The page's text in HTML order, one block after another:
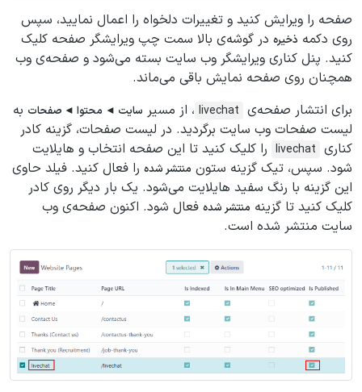
صفحه را ویرایش کنید و تغییرات دلخواه را اعمال نمایید، سپس
روی دکمه ذخیره در گوشه‌ی بالا سمت چپ ویرایشگر صفحه کلیک
کنید. پنل کناری ویرایشگر وب سایت بسته می‌شود و صفحه‌ی وب
همچنان روی صفحه نمایش باقی می‌ماند.
برای انتشار صفحه‌ی livechat ، از مسیر سایت ◄ محتوا ◄ صفحات به
لیست صفحات وب سایت برگردید. در لیست صفحات، گزینه کادر
کناری livechat را کلیک کنید تا این صفحه انتخاب و هایلایت
شود. سپس، تیک گزینه ستون منتشر شده را فعال کنید. فیلد حاوی
این گزینه با رنگ سفید هایلایت می‌شود. یک بار دیگر روی کادر
کلیک کنید تا گزینه منتشر شده فعال شود. اکنون صفحه‌ی وب
سایت منتشر شده است.